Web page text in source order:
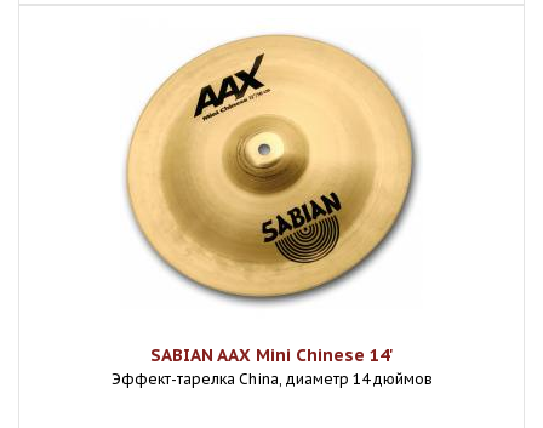
SABIAN AAX Mini Chinese 14'
Эффект-тарелка China, диаметр 14 дюймов